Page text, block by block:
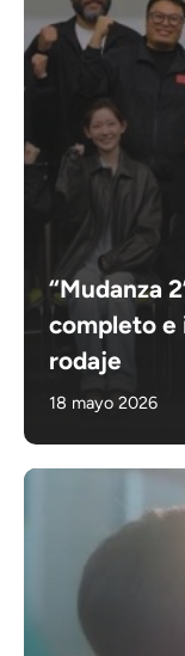
“Mudanza
completo e
rodaje
18 mayo 2026